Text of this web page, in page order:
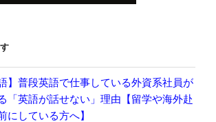
語】普段英語で仕事している外資系社員が
「英語が話せない」理由【留学や海外赴
にしている方へ】